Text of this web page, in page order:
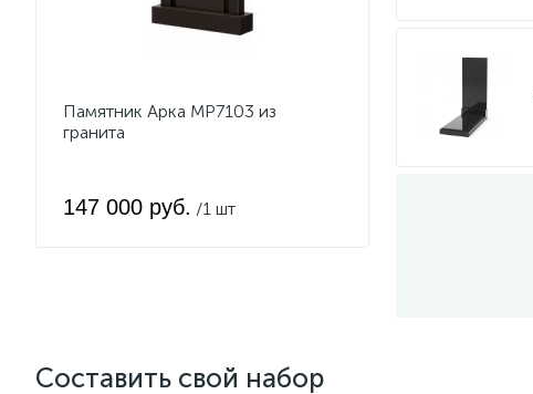
Памятник Арка MP7103 из
гранита
147 000 руб. /1 шт
Составить свой набор